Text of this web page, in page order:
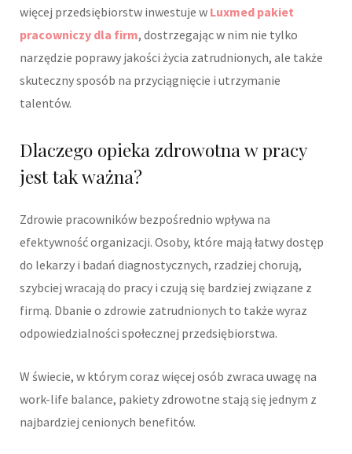
więcej przedsiębiorstw inwestuje w Luxmed pakiet
pracowniczy dla firm, dostrzegając w nim nie tylko
narzędzie poprawy jakości życia zatrudnionych, ale także
skuteczny sposób na przyciągnięcie i utrzymanie
talentów.
Dlaczego opieka zdrowotna w pracy
jest tak ważna?
Zdrowie pracowników bezpośrednio wpływa na
efektywność organizacji. Osoby, które mają łatwy dostęp
do lekarzy i badań diagnostycznych, rzadziej chorują,
szybciej wracają do pracy i czują się bardziej związane z
firmą. Dbanie o zdrowie zatrudnionych to także wyraz
odpowiedzialności społecznej przedsiębiorstwa.
W świecie, w którym coraz więcej osób zwraca uwagę na
work-life balance, pakiety zdrowotne stają się jednym z
najbardziej cenionych benefitów.